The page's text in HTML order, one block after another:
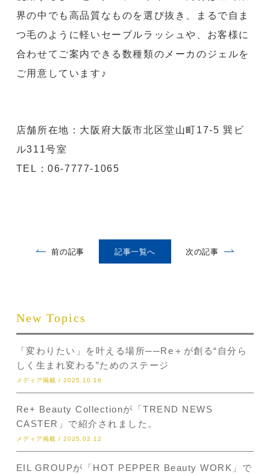
界の中でも高品質なものを選び抜き、まるで自ま
つ毛のように軽いセーブルラッシュや、お客様に
合わせてご案内できる数種類のメーカのジェルを
ご用意しています♪
店舗所在地：大阪府大阪市北区堂山町17-5 巽ビ
ル311号室
TEL：06-7777-1065
前の記事 記事一覧へ 次の記事
New Topics
「変わりたい」を叶える場所──Re＋が創る“自分ら
しく生まれ変わる”ためのステージ
メディア掲載 / 2025.10.16
Re+ Beauty Collectionが「TREND NEWS
CASTER」で紹介されました。
メディア掲載 / 2025.02.12
EIL GROUPが「HOT PEPPER Beauty WORK」で